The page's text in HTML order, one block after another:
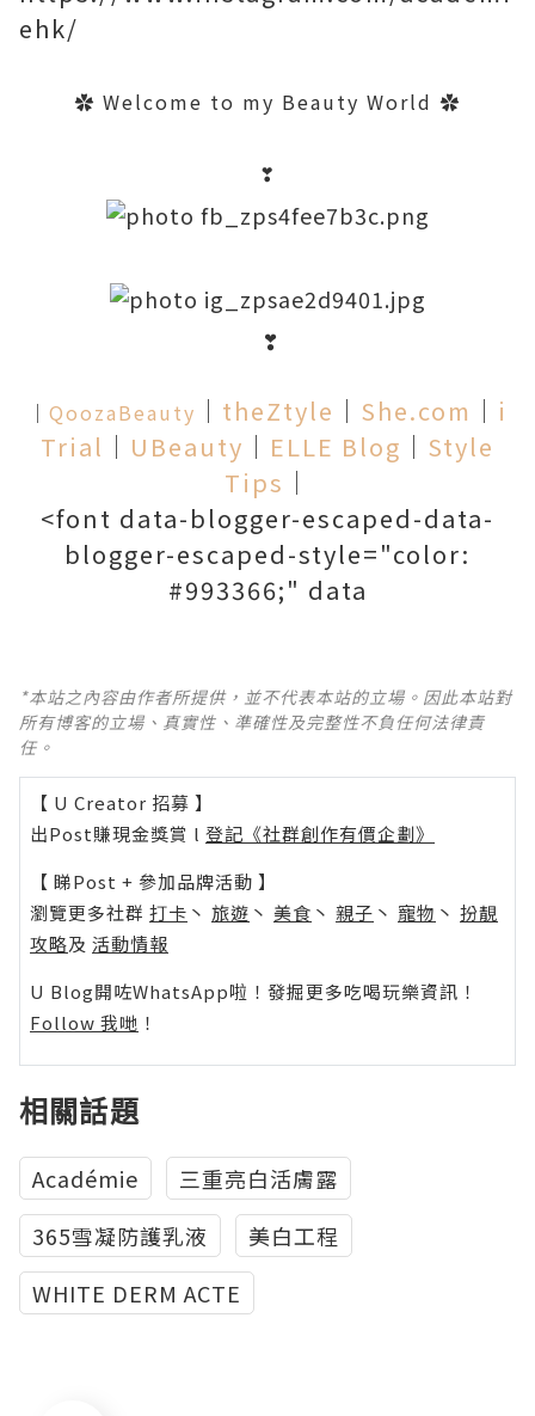
ehk/
✿ Welcome to my Beauty World ✿
❣
❣
│ QoozaBeauty │ theZtyle │ She.com │ i
Trial │ UBeauty │ ELLE Blog │ Style
Tips │
<font data-blogger-escaped-data-
blogger-escaped-style="color:
#993366;" data
*本站之內容由作者所提供，並不代表本站的立場。因此本站對
所有博客的立場、真實性、準確性及完整性不負任何法律責
任。
【 U Creator 招募 】
出Post賺現金獎賞 l 登記《社群創作有價企劃》
【 睇Post + 參加品牌活動 】
瀏覽更多社群 打卡 丶 旅遊 丶 美食 丶 親子 丶 寵物 丶 扮靚
攻略及 活動情報
U Blog開咗WhatsApp啦！發掘更多吃喝玩樂資訊！
Follow 我哋 ！
相關話題
Académie
三重亮白活膚露
365雪凝防護乳液
美白工程
WHITE DERM ACTE